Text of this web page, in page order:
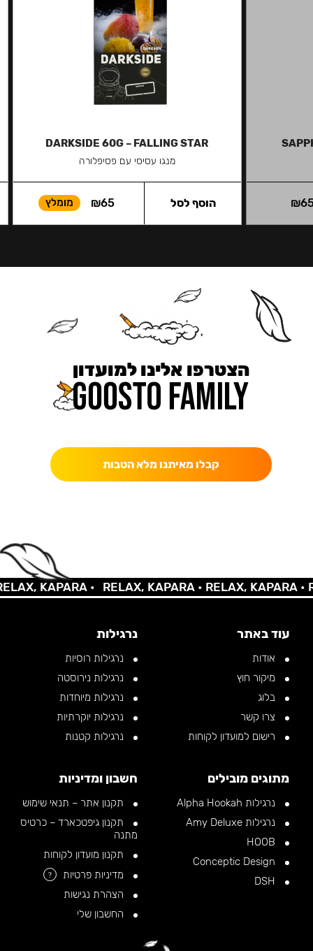
₪
DARKSIDE 60G – FALLING STAR
מנגו עסיסי עם פסיפלורה
₪65 מומלץ הוסף לסל
הצטרפו אלינו למועדון
קבלו מאיתנו מלא הטבות
KAPARA • RELAX, KAPARA •RELAX, KAPARA •
עוד באתר
אודות
מיקור חוץ
בלוג
צרו קשר
רישום למועדון לקוחות
נרגילות
נרגילות רוסיות
נרגילות נירוסטה
נרגילות מיוחדות
נרגילות יוקרתיות
נרגילות קטנות
מתוגים מובילים
נרגילות Alpha Hookah
נרגילות Amy Deluxe
חשבון ומדיניות
תקנון אתר – תנאי שימוש
תקנון גיפטכארד – כרטיס
מתנה
תקנון מועדון לקוחות
מדיניות פרטיות
?
הצהרת נגישות
החשבון שלי